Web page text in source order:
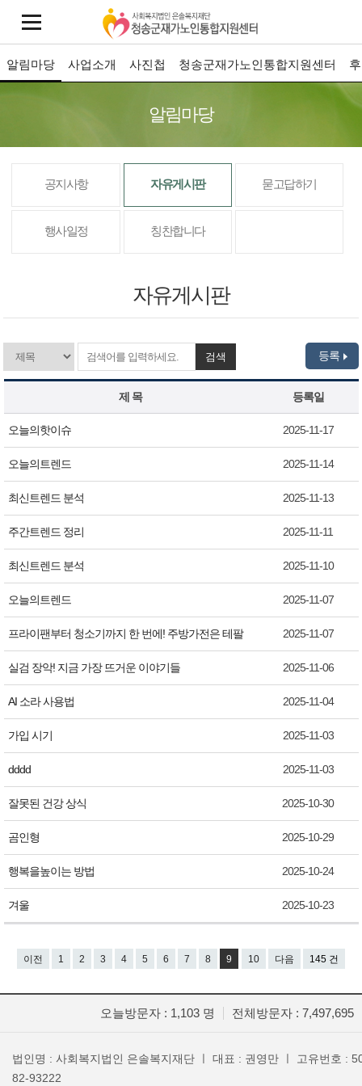
알림마당 사업소개 사진첩 청송군재가노인통합지원센터
알림마당
공지사항 자유게시판 묻고답하기
행사일정 칭찬합니다
자유게시판
검색 등록
제 목 등록일
오늘의핫이슈 2025-11-17
오늘의트렌드 2025-11-14
최신트렌드 분석 2025-11-13
주간트렌드 정리 2025-11-11
최신트렌드 분석 2025-11-10
오늘의트렌드 2025-11-07
프라이팬부터 청소기까지 한 번에! 주방가전은 테팔 2025-11-07
실검 장악! 지금 가장 뜨거운 이야기들 2025-11-06
AI 소라 사용법 2025-11-04
가입 시기 2025-11-03
dddd 2025-11-03
잘못된 건강 상식 2025-10-30
곰인형 2025-10-29
행복을높이는 방법 2025-10-24
겨울 2025-10-23
이전 1 2 3 4 5 6 7 8 9 10 다음 145 건
전체방문자 : 7,497,695
오늘방문자 : 1,103 명
법인명 : 사회복지법인 은솔복지재단 ㅣ 대표 : 권영만 ㅣ 고유번호 :
82-93222